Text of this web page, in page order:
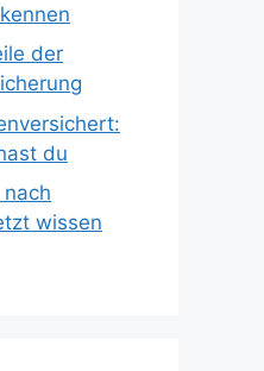
der
du
wissen